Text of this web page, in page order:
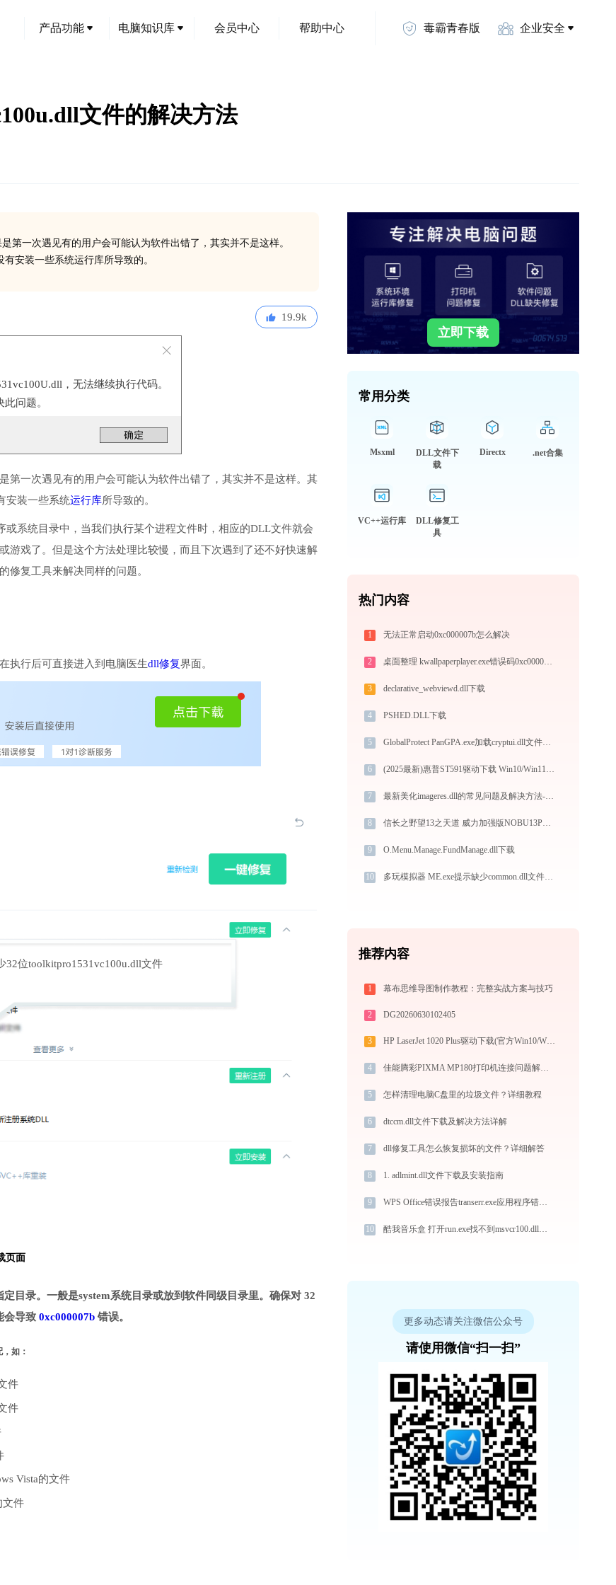
产品功能 电脑知识库 会员中心 帮助中心 毒霸青春版 企业安全
文件的解决方法
第一次遇见有的用户会可能认为软件出错了，其实并不是这样。
安装一些系统运行库所导致的。
19.9k
，无法继续执行代码。
问题。
第一次遇见有的用户会可能认为软件出错了，其实并不是这样。其
安装一些系统运行库所导致的。
系统目录中，当我们执行某个进程文件时，相应的DLL文件就会
游戏了。但是这个方法处理比较慢，而且下次遇到了还不好快速解
修复工具来解决同样的问题。
执行后可直接进入到电脑医生dll修复界面。
32位toolkitpro1531vc100u.dll文件
页面
目录。一般是system系统目录或放到软件同级目录里。确保对 32
会导致 0xc000007b 错误。
如：
件
件
Vista的文件
文件
立即下载
常用分类
Msxml
DLL文件下
载
Directx .net合集
VC++运行库
DLL修复工
具
热门内容
1 无法正常启动0xc000007b怎么解决
2 桌面整理 kwallpaperplayer.exe错误码0xc0000094处理办法
3 declarative_webviewd.dll下载
4 PSHED.DLL下载
5 GlobalProtect PanGPA.exe加载cryptui.dll文件丢失处理办法
6 (2025最新)惠普ST591驱动下载 Win10/Win11 官方安全下载图文安装教程
7 最新美化imageres.dll的常见问题及解决方法-金山毒霸
8 信长之野望13之天道 威力加强版NOBU13PK.exe应用程序错误0xc0000005解决方法
9 O.Menu.Manage.FundManage.dll下载
10 多玩模拟器 ME.exe提示缺少common.dll文件的解决办法
推荐内容
1 幕布思维导图制作教程：完整实战方案与技巧
2 DG20260630102405
3 HP LaserJet 1020 Plus驱动下载(官方Win10/Win11)
4 佳能腾彩PIXMA MP180打印机连接问题解决方法 -金山毒霸
5 怎样清理电脑C盘里的垃圾文件？详细教程
6 dtccm.dll文件下载及解决方法详解
7 dll修复工具怎么恢复损坏的文件？详细解答
8 1. adlmint.dll文件下载及安装指南
9 WPS Office错误报告transerr.exe应用程序错误0xc000000d解决方法
10 酷我音乐盒 打开run.exe找不到msvcr100.dll怎么办
更多动态请关注微信公众号
请使用微信“扫一扫”